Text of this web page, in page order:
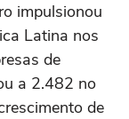
impulsionou
Latina nos
de
a 2.482 no
de